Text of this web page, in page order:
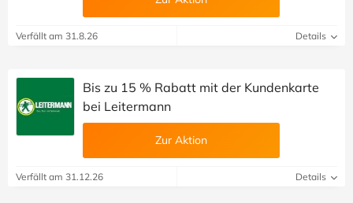
Verfällt am 31.8.26 Details
Bis zu 15 % Rabatt mit der Kundenkarte
bei Leitermann
Zur Aktion
Verfällt am 31.12.26 Details